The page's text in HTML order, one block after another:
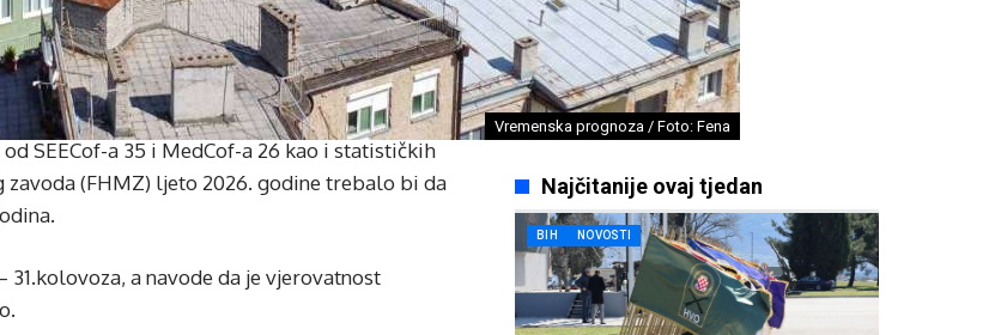
Vremenska prognoza / Foto: Fena
SEECof-a 35 i MedCof-a 26 kao i statističkih
(FHMZ) ljeto 2026. godine trebalo bi da
a navode da je vjerovatnost
Najčitanije ovaj tjedan
BIH NOVOSTI